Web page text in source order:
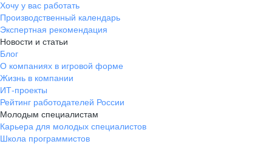
Хочу у вас работать
Производственный календарь
Экспертная рекомендация
Новости и статьи
Блог
О компаниях в игровой форме
Жизнь в компании
ИТ-проекты
Рейтинг работодателей России
Молодым специалистам
Карьера для молодых специалистов
Школа программистов